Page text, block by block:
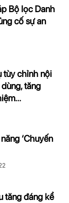
Bộ lọc Danh
cố sự an
tùy chỉnh nội
tăng
‘Chuyến
tăng đáng kể